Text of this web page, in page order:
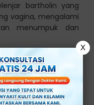
bartholin yang
vagina, mengalami
menumpuk dan
terinfeksi dan
yang disertai
X